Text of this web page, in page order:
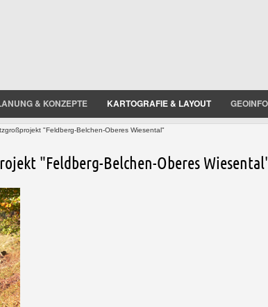
& KONZEPTE KARTOGRAFIE & LAYOUT
"Feldberg-Belchen-Oberes Wiesental"
"Feldberg-Belchen-Oberes